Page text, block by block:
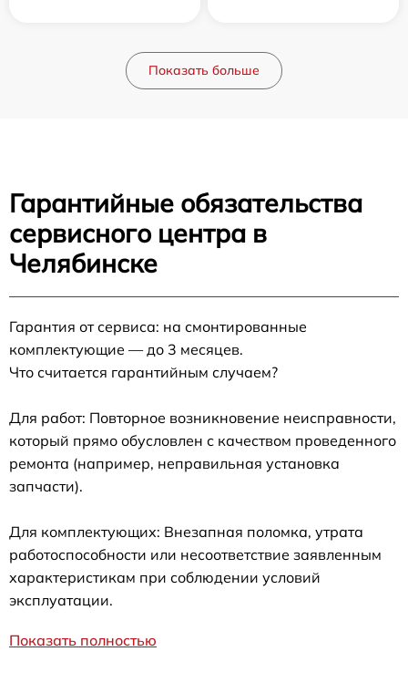
Показать больше
Гарантийные обязательства
сервисного центра в
Челябинске
Гарантия от сервиса: на смонтированные
комплектующие — до 3 месяцев.
Что считается гарантийным случаем?
Для работ: Повторное возникновение неисправности,
который прямо обусловлен с качеством проведенного
ремонта (например, неправильная установка
запчасти).
Для комплектующих: Внезапная поломка, утрата
работоспособности или несоответствие заявленным
характеристикам при соблюдении условий
эксплуатации.
Показать полностью